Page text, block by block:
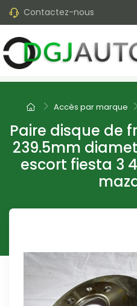
Contactez-nous
Accès par marque
Paire disque de
239.5mm
escort fiesta 3